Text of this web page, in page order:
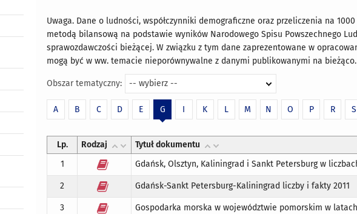
Uwaga. Dane o ludności, współczynniki demograficzne oraz przeliczenia na
metodą bilansową na podstawie wyników Narodowego Spisu Powszechnego
sprawozdawczości bieżącej. W związku z tym dane zaprezentowane w
mogą być w ww. temacie nieporównywalne z danymi publikowanymi na bieżąco.
Obszar tematyczny: -- wybierz --
A B C D E G I K L M N O P R S
Lp. Rodzaj Tytuł dokumentu
1
Gdańsk, Olsztyn, Kaliningrad i Sankt Petersburg w
2 Gdańsk-Sankt Petersburg-Kaliningrad liczby i fakty 2011
3 Gospodarka morska w województwie pomorskim w latach